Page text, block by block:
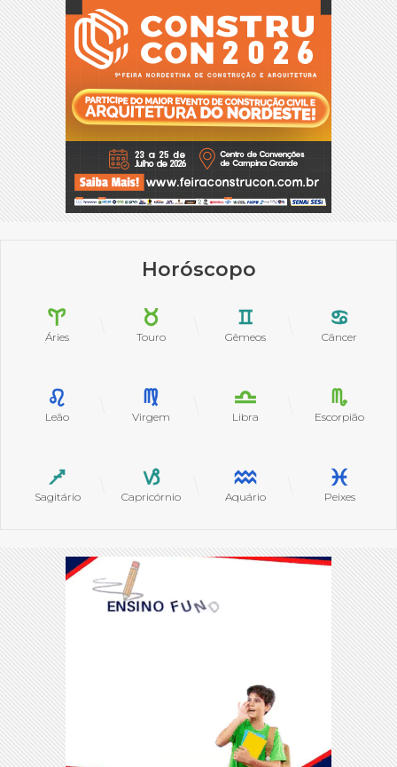
Horóscopo
Áries Touro Gêmeos Câncer
Leão Virgem Libra Escorpião
Sagitário Capricórnio Aquário Peixes